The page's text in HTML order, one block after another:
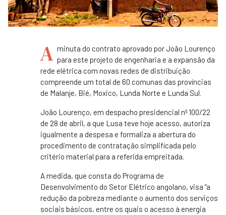
A minuta do contrato aprovado por João Lourenço
para este projeto de engenharia e a expansão da
rede elétrica com novas redes de distribuição
compreende um total de 60 comunas das províncias
de Malanje, Bié, Moxico, Lunda Norte e Lunda Sul.
João Lourenço, em despacho presidencial nº 100/22
de 28 de abril, a que Lusa teve hoje acesso, autoriza
igualmente a despesa e formaliza a abertura do
procedimento de contratação simplificada pelo
critério material para a referida empreitada.
A medida, que consta do Programa de
Desenvolvimento do Setor Elétrico angolano, visa “a
redução da pobreza mediante o aumento dos serviços
sociais básicos, entre os quais o acesso à energia